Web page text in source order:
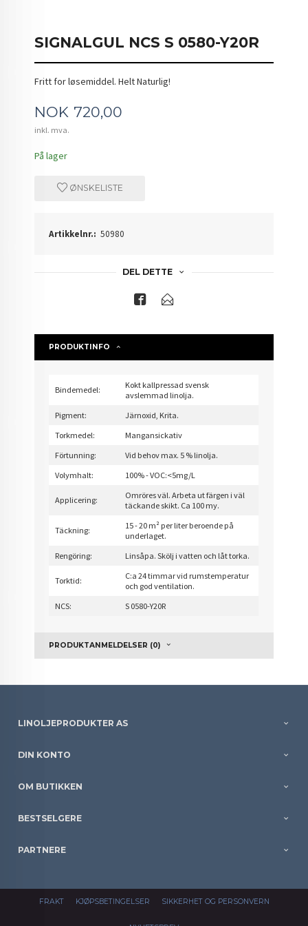
SIGNALGUL NCS S 0580-Y20R
Fritt for løsemiddel. Helt Naturlig!
Pris
NOK 720,00
inkl. mva.
På lager
ØNSKELISTE
Artikkelnr.: 50980
DEL DETTE
PRODUKTINFO
Bindemedel:
Kokt kallpressad svensk
avslemmad linolja.
Pigment:
Järnoxid, Krita.
Torkmedel:
Mangansickativ
Förtunning:
Vid behov max. 5 % linolja.
Volymhalt:
100% - VOC:<5mg/L
Applicering:
Omröres väl. Arbeta ut färgen i väl
täckande skikt. Ca 100 my.
Täckning:
15 - 20 m² per liter beroende på
underlaget.
Rengöring:
Linsåpa. Skölj i vatten och låt torka.
Torktid:
C:a 24 timmar vid rumstemperatur
och god ventilation.
NCS:
S 0580-Y20R
PRODUKTANMELDELSER (0)
LINOLJEPRODUKTER AS
DIN KONTO
OM BUTIKKEN
BESTSELGERE
PARTNERE
FRAKT KJØPSBETINGELSER SIKKERHET OG PERSONVERN